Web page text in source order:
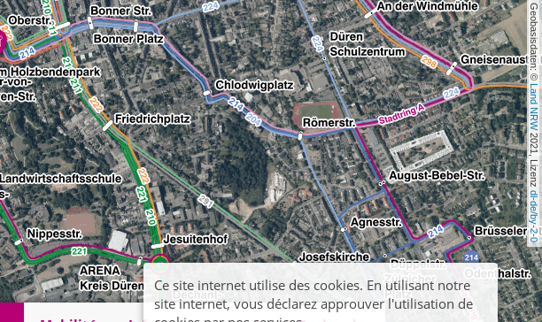
Land NRW
2021, Lizenz
dl-de/by-2-0
Ce site internet utilise des cookies. En utilisant notre
site internet, vous déclarez approuver l'utilisation de